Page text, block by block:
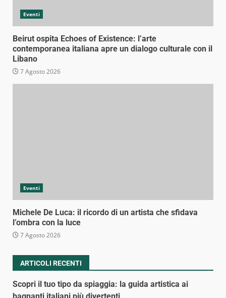
Eventi
Beirut ospita Echoes of Existence: l’arte
contemporanea italiana apre un dialogo culturale con il
Libano
7 Agosto 2026
Eventi
Michele De Luca: il ricordo di un artista che sfidava
l’ombra con la luce
7 Agosto 2026
ARTICOLI RECENTI
Scopri il tuo tipo da spiaggia: la guida artistica ai